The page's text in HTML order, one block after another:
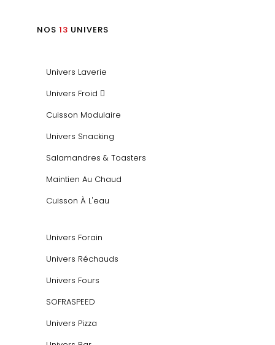
NOS 13 UNIVERS
Univers Laverie
Univers Froid
Cuisson Modulaire
Univers Snacking
Salamandres & Toasters
Maintien Au Chaud
Cuisson À L'eau
Univers Forain
Univers Réchauds
Univers Fours
SOFRASPEED
Univers Pizza